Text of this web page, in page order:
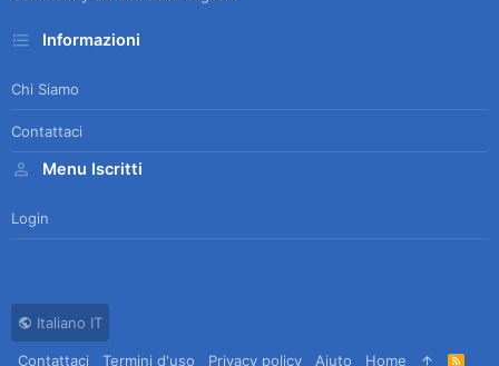
Informazioni
Chi Siamo
Contattaci
Menu Iscritti
Login
Italiano IT
Contattaci Termini d'uso Privacy policy Aiuto Home R